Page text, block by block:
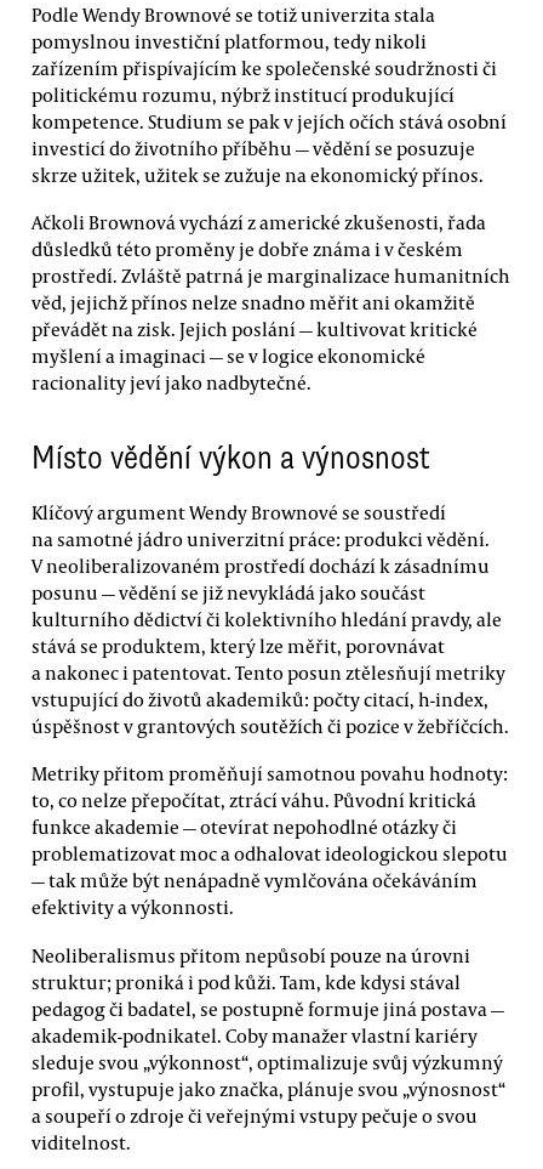
Podle Wendy Brownové se totiž univerzita stala
pomyslnou investiční platformou, tedy nikoli
zařízením přispívajícím ke společenské soudržnosti či
politickému rozumu, nýbrž institucí produkující
kompetence. Studium se pak v jejích očích stává osobní
investicí do životního příběhu — vědění se posuzuje
skrze užitek, užitek se zužuje na ekonomický přínos.
Ačkoli Brownová vychází z americké zkušenosti, řada
důsledků této proměny je dobře známa i v českém
prostředí. Zvláště patrná je marginalizace humanitních
věd, jejichž přínos nelze snadno měřit ani okamžitě
převádět na zisk. Jejich poslání — kultivovat kritické
myšlení a imaginaci — se v logice ekonomické
racionality jeví jako nadbytečné.
Místo vědění výkon a výnosnost
Klíčový argument Wendy Brownové se soustředí
na samotné jádro univerzitní práce: produkci vědění.
V neoliberalizovaném prostředí dochází k zásadnímu
posunu — vědění se již nevykládá jako součást
kulturního dědictví či kolektivního hledání pravdy, ale
stává se produktem, který lze měřit, porovnávat
a nakonec i patentovat. Tento posun ztělesňují metriky
vstupující do životů akademiků: počty citací, h-index,
úspěšnost v grantových soutěžích či pozice v žebříčcích.
Metriky přitom proměňují samotnou povahu hodnoty:
to, co nelze přepočítat, ztrácí váhu. Původní kritická
funkce akademie — otevírat nepohodlné otázky či
problematizovat moc a odhalovat ideologickou slepotu
— tak může být nenápadně vymlčována očekáváním
efektivity a výkonnosti.
Neoliberalismus přitom nepůsobí pouze na úrovni
struktur; proniká i pod kůži. Tam, kde kdysi stával
pedagog či badatel, se postupně formuje jiná postava —
akademik-podnikatel. Coby manažer vlastní kariéry
sleduje svou „výkonnost“, optimalizuje svůj výzkumný
profil, vystupuje jako značka, plánuje svou „výnosnost“
a soupeří o zdroje či veřejnými vstupy pečuje o svou
viditelnost.